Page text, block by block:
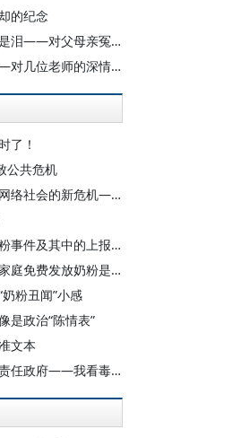
的纪念
张允若：翻开旧笺都是泪——对父母亲冤案的再回顾
张允若：师情难忘——对几位老师的深情回忆
了！
公共危机
杜骏飞：搜索霸权与网络社会的新危机——“百度屏蔽门事件”评析
刘军宁：反思三鹿奶粉事件及其中的上报制度
郭宇宽：政府给贫困家庭免费发放奶粉是解决乳制品安全的根本出路
粉丑闻”小感
是政治“陈情表”
文本
肖雪慧：食品安全和责任政府——我看毒奶粉事件